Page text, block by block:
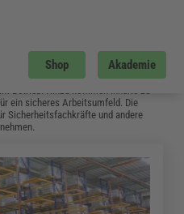
Shop Akademie
wieArbeitssicherheit,
ein sicheres Arbeitsumfeld. Die
Sicherheitsfachkräfte und andere